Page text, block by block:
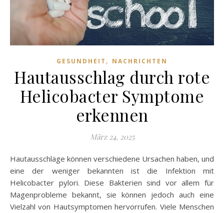
GESUNDHEIT , NACHRICHTEN
Hautausschlag durch rote
Helicobacter Symptome
erkennen
März 24, 2025
Hautausschläge können verschiedene Ursachen haben, und
eine der weniger bekannten ist die Infektion mit
Helicobacter pylori. Diese Bakterien sind vor allem für
Magenprobleme bekannt, sie können jedoch auch eine
Vielzahl von Hautsymptomen hervorrufen. Viele Menschen